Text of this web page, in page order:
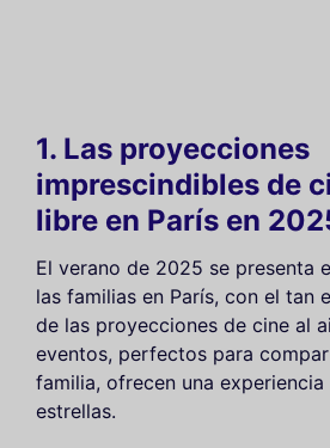
1. Las proyecciones
imprescindibles de
libre en París en
El verano de 2025 se presenta
las familias en París, con el tan
de las proyecciones de cine al
eventos, perfectos para
familia, ofrecen una
estrellas.